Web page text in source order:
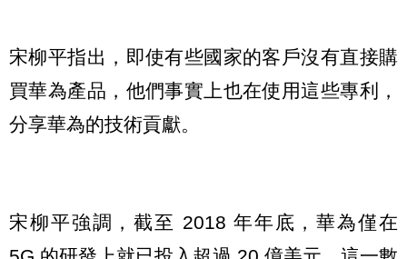
宋柳平指出，即使有些國家的客戶沒有直接購
買華為產品，他們事實上也在使用這些專利，
分享華為的技術貢獻。
宋柳平強調，截至 2018 年年底，華為僅在